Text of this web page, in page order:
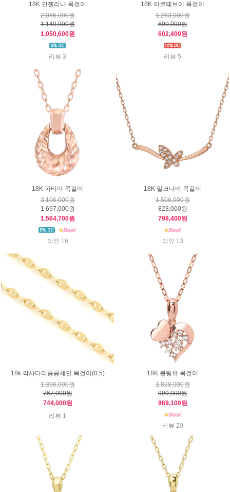
18K 안젤리나 목걸이
2,086,000원
1,140,000원
1,050,600원
리뷰 3
18K 아르떼브이 목걸이
1,263,000원
690,000원
602,400원
리뷰 5
18K 파티마 목걸이
3,106,000원
1,697,000원
1,564,700원
리뷰 16
18K 밀크나비 목걸이
1,506,000원
823,000원
798,400원
리뷰 13
18k 각사다리콩콩체인 목걸이(0.5)
1,396,000원
767,000원
744,000원
리뷰 1
18K 블링유 목걸이
1,828,000원
999,000원
969,100원
리뷰 20